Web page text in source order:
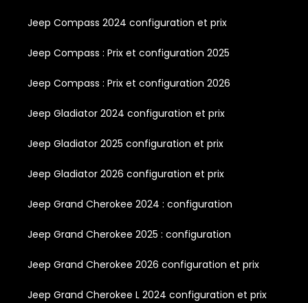
Jeep Compass 2024 configuration et prix
Jeep Compass : Prix et configuration 2025
Jeep Compass : Prix et configuration 2026
Jeep Gladiator 2024 configuration et prix
Jeep Gladiator 2025 configuration et prix
Jeep Gladiator 2026 configuration et prix
Jeep Grand Cherokee 2024 : configuration
Jeep Grand Cherokee 2025 : configuration
Jeep Grand Cherokee 2026 configuration et prix
Jeep Grand Cherokee L 2024 configuration et prix